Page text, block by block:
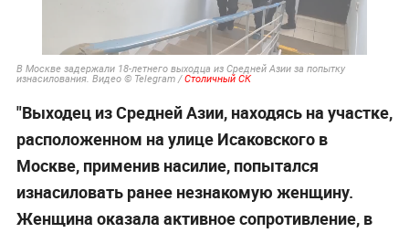
В Москве задержали 18-летнего выходца из Средней Азии за попытку
изнасилования. Видео © Telegram /Столичный СК
"Выходец из Средней Азии, находясь на участке,
расположенном на улице Исаковского в
Москве, применив насилие, попытался
изнасиловать ранее незнакомую женщину.
Женщина оказала активное сопротивление, в